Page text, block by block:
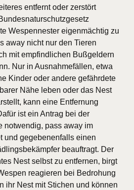
entfernt oder zerstört
Wespennester eigenmächtig zu
away nicht nur den Tieren
mit empfindlichen Bußgeldern
Nur in Ausnahmefällen, etwa
Kinder oder andere gefährdete
Nähe leben oder das Nest
kann eine Entfernung
ist ein Antrag bei der
notwendig, pass away im
und gegebenenfalls einen
beauftragt. Der
Nest selbst zu entfernen, birgt
reagieren bei Bedrohung
ihr Nest mit Stichen und können